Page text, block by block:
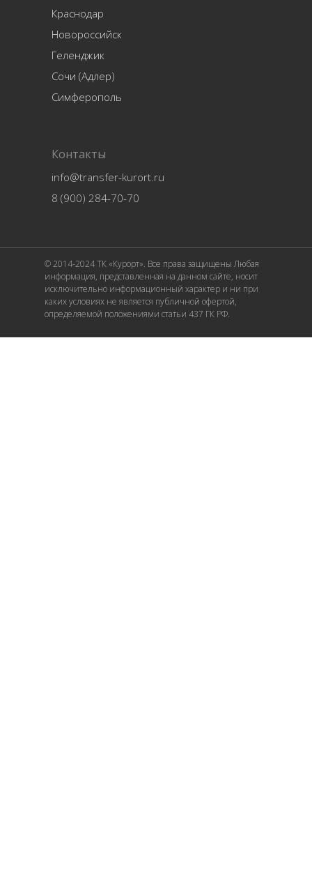
Краснодар
Новороссийск
Геленджик
Сочи (Адлер)
Симферополь
Контакты
info@transfer-kurort.ru
8 (900) 284-70-70
© 2014-2024 ТК «Курорт». Все права защищены Любая
информация, представленная на данном сайте, носит
исключительно информационный характер и ни при
каких условиях не является публичной офертой,
определяемой положениями статьи 437 ГК РФ.